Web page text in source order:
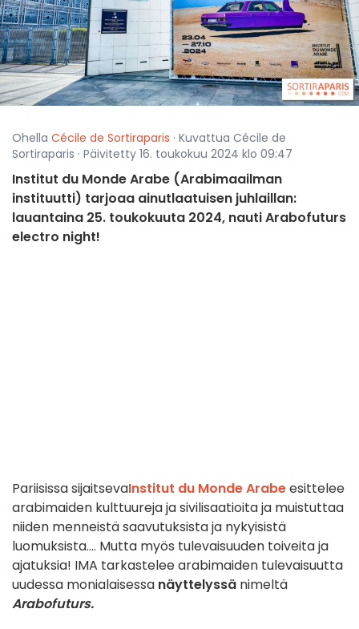
Ohella Cécile de Sortiraparis · Kuvattua Cécile de
Sortiraparis · Päivitetty 16. toukokuu 2024 klo 09:47
Institut du Monde Arabe (Arabimaailman
instituutti) tarjoaa ainutlaatuisen juhlaillan:
lauantaina 25. toukokuuta 2024, nauti Arabofuturs
electro night!
Pariisissa sijaitsevaInstitut du Monde Arabeesittelee
arabimaiden kulttuureja ja sivilisaatioita ja muistuttaa
niiden menneistä saavutuksista ja nykyisistä
luomuksista.... Mutta myös tulevaisuuden toiveita ja
ajatuksia! IMA tarkastelee arabimaiden tulevaisuutta
uudessa monialaisessa näyttelyssä nimeltä
Arabofuturs.